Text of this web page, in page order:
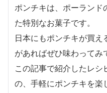
ポンチキは、ポーランド
た特別なお菓子です。
日本にもポンチキが買え
があればぜひ味わってみ
この記事で紹介したレ
の、手軽にポンチキを楽